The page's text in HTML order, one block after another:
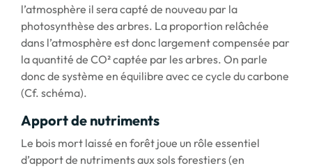
l’atmosphère il sera capté de nouveau par la
photosynthèse des arbres. La proportion relâchée
dans l’atmosphère est donc largement compensée par
la quantité de CO² captée par les arbres. On parle
donc de système en équilibre avec ce cycle du carbone
(Cf. schéma).
Apport de nutriments
Le bois mort laissé en forêt joue un rôle essentiel
d’apport de nutriments aux sols forestiers (en